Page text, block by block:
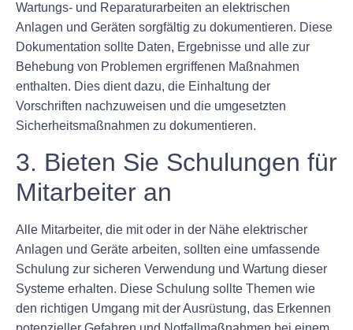
Wartungs- und Reparaturarbeiten an elektrischen
Anlagen und Geräten sorgfältig zu dokumentieren. Diese
Dokumentation sollte Daten, Ergebnisse und alle zur
Behebung von Problemen ergriffenen Maßnahmen
enthalten. Dies dient dazu, die Einhaltung der
Vorschriften nachzuweisen und die umgesetzten
Sicherheitsmaßnahmen zu dokumentieren.
3. Bieten Sie Schulungen für
Mitarbeiter an
Alle Mitarbeiter, die mit oder in der Nähe elektrischer
Anlagen und Geräte arbeiten, sollten eine umfassende
Schulung zur sicheren Verwendung und Wartung dieser
Systeme erhalten. Diese Schulung sollte Themen wie
den richtigen Umgang mit der Ausrüstung, das Erkennen